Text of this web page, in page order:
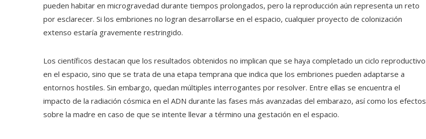
pueden habitar en microgravedad durante tiempos prolongados, pero la reproducción aún representa un reto
por esclarecer. Si los embriones no logran desarrollarse en el espacio, cualquier proyecto de colonización
extenso estaría gravemente restringido.
Los científicos destacan que los resultados obtenidos no implican que se haya completado un ciclo reproductivo
en el espacio, sino que se trata de una etapa temprana que indica que los embriones pueden adaptarse a
entornos hostiles. Sin embargo, quedan múltiples interrogantes por resolver. Entre ellas se encuentra el
impacto de la radiación cósmica en el ADN durante las fases más avanzadas del embarazo, así como los efectos
sobre la madre en caso de que se intente llevar a término una gestación en el espacio.